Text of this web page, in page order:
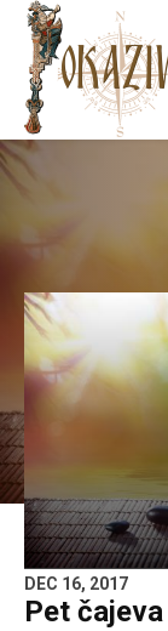
DEC 16, 2017
Pet